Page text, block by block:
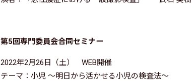
第5回専門委員会合同セミナー
2022年2月26日（土） WEB開催
テーマ：小児 ～明日から活かせる小児の検査法～